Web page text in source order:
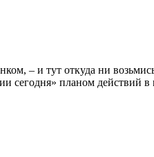
– и тут откуда ни
сегодня» планом действий